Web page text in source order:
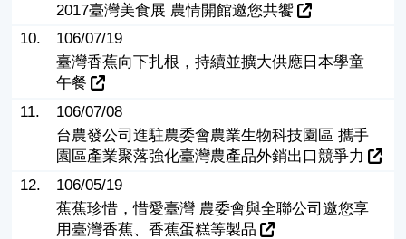
2017臺灣美食展 農情開館邀您共饗
10.
106/07/19
臺灣香蕉向下扎根，持續並擴大供應日本學童
午餐
11.
106/07/08
台農發公司進駐農委會農業生物科技園區 攜手
園區產業聚落強化臺灣農產品外銷出口競爭力
12.
106/05/19
蕉蕉珍惜，惜愛臺灣 農委會與全聯公司邀您享
用臺灣香蕉、香蕉蛋糕等製品